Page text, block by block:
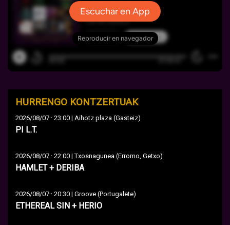
HURRENGO KONTZERTUAK
2026/08/07 · 23:00 | Aihotz plaza (Gasteiz)
PI L.T.
2026/08/07 · 22:00 | Txosnagunea (Erromo, Getxo)
HAMLET + DERIBA
2026/08/07 · 20:30 | Groove (Portugalete)
ETHEREAL SIN + HERIO